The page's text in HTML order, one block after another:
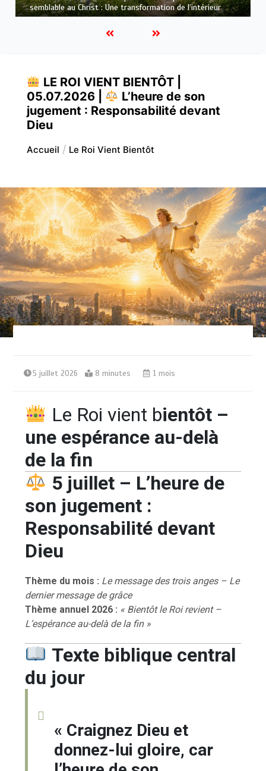
qui purifie : Être prêt pour Jésus
LE ROI VIENT BIENTÔT |
05.07.2026 |
L’heure de son
jugement : Responsabilité devant
Dieu
Accueil Le Roi Vient Bientôt
5 juillet 2026 8 minutes 1 mois
Le Roi vient bientôt –
une espérance au-delà
de la fin
5 juillet – L’heure de
son jugement :
Responsabilité devant
Dieu
Thème du mois : Le message des trois anges – Le
dernier message de grâce
Thème annuel 2026 : « Bientôt le Roi revient –
L’espérance au-delà de la fin »
Texte biblique central
du jour
« Craignez Dieu et
donnez-lui gloire, car